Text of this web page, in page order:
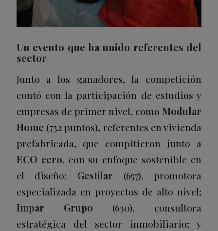
Un evento que ha unido referentes del
sector
Junto a los ganadores, la competición
contó con la participación de estudios y
empresas de primer nivel, como Modular
Home (732 puntos), referentes en vivienda
prefabricada, que compitieron junto a
ECO cero, con su enfoque sostenible en
el diseño; Gestilar (657), promotora
especializada en proyectos de alto nivel;
Impar Grupo (630), consultora
estratégica del sector inmobiliario; y